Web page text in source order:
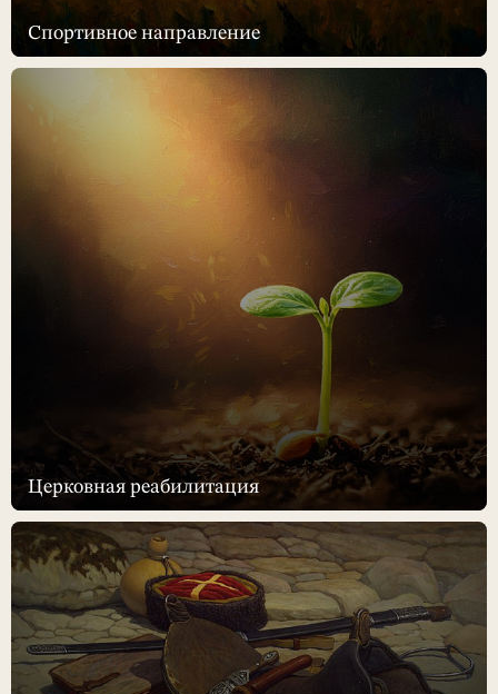
Спортивное направление
Церковная реабилитация